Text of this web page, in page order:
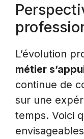
L’évolution
métier
continue de
sur une
temps. Voici